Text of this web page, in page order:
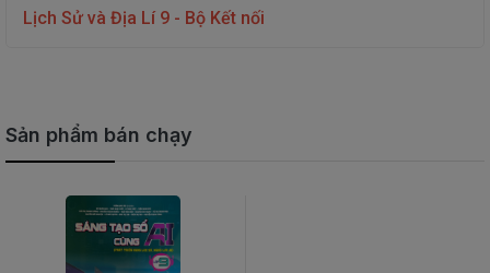
Lịch Sử và Địa Lí 9 - Bộ Kết nối
Sản phẩm bán chạy